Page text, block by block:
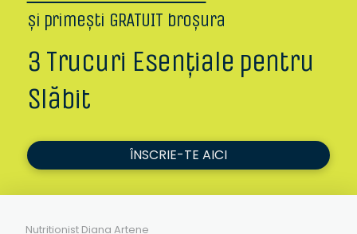
și primești GRATUIT broșura
3 Trucuri Esențiale pentru
Slăbit
ÎNSCRIE-TE AICI
Nutriționist Diana Artene